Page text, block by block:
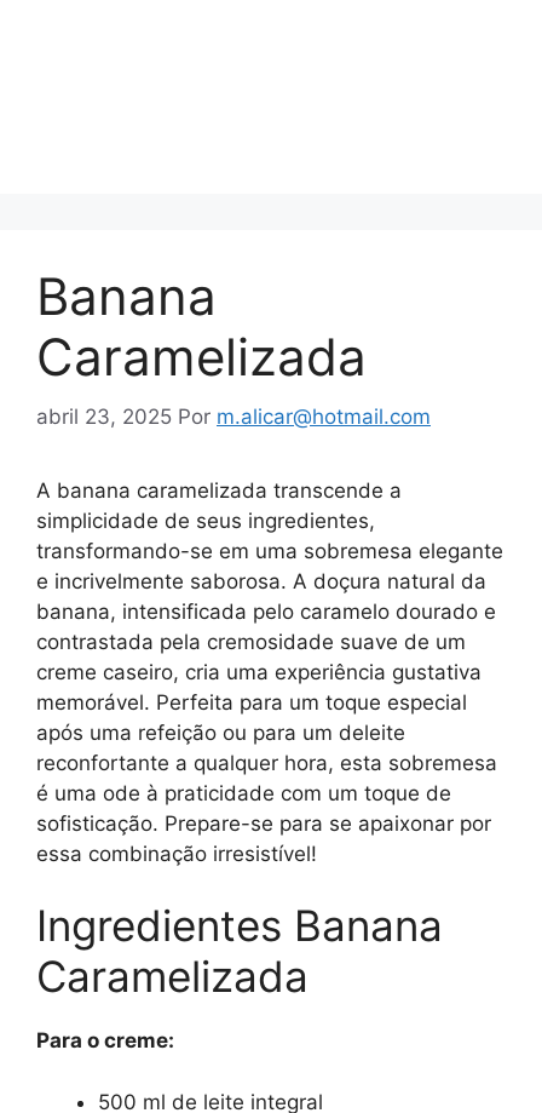
Banana
Caramelizada
abril 23, 2025 Por m.alicar@hotmail.com
A banana caramelizada transcende a
simplicidade de seus ingredientes,
transformando-se em uma sobremesa elegante
e incrivelmente saborosa. A doçura natural da
banana, intensificada pelo caramelo dourado e
contrastada pela cremosidade suave de um
creme caseiro, cria uma experiência gustativa
memorável. Perfeita para um toque especial
após uma refeição ou para um deleite
reconfortante a qualquer hora, esta sobremesa
é uma ode à praticidade com um toque de
sofisticação. Prepare-se para se apaixonar por
essa combinação irresistível!
Ingredientes Banana
Caramelizada
Para o creme:
500 ml de leite integral